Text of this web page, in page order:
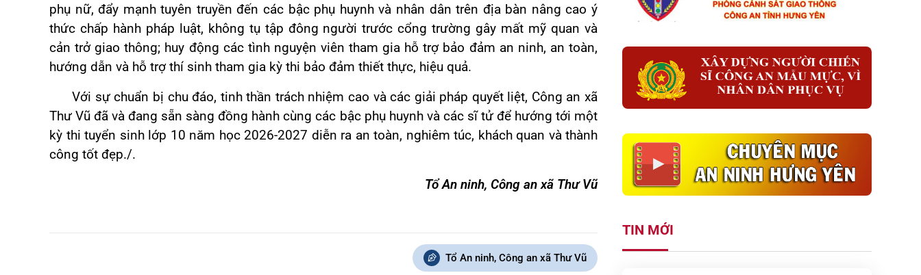
phụ nữ, đẩy mạnh tuyên truyền đến các bậc phụ huynh và nhân dân trên địa bàn nâng cao ý
thức chấp hành pháp luật, không tụ tập đông người trước cổng trường gây mất mỹ quan và
cản trở giao thông; huy động các tình nguyện viên tham gia hỗ trợ bảo đảm an ninh, an toàn,
hướng dẫn và hỗ trợ thí sinh tham gia kỳ thi bảo đảm thiết thực, hiệu quả.
Với sự chuẩn bị chu đáo, tinh thần trách nhiệm cao và các giải pháp quyết liệt, Công an xã
Thư Vũ đã và đang sẵn sàng đồng hành cùng các bậc phụ huynh và các sĩ tử để hướng tới một
kỳ thi tuyển sinh lớp 10 năm học 2026-2027 diễn ra an toàn, nghiêm túc, khách quan và thành
công tốt đẹp./.
Tổ An ninh, Công an xã Thư Vũ
Tổ An ninh, Công an xã Thư Vũ
TIN MỚI